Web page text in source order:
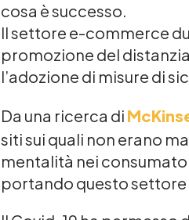
cosa è successo.
Il settore e-commerce
promozione del
l’adozione di misure di
Da una ricerca di
siti sui quali non erano
mentalità nei
portando questo